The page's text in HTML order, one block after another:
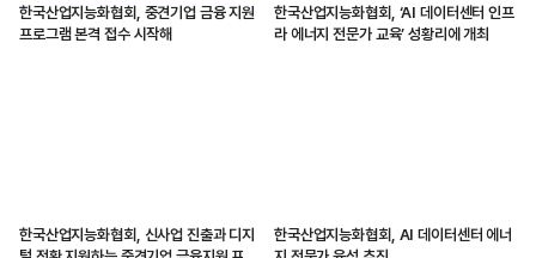
한국산업지능화협회, 중견기업 금융 지원
프로그램 본격 접수 시작해
한국산업지능화협회, ‘AI 데이터센터 인프
라 에너지 전문가 교육’ 성황리에 개최
한국산업지능화협회, 신사업 진출과 디지
한국산업지능화협회, AI 데이터센터 에너